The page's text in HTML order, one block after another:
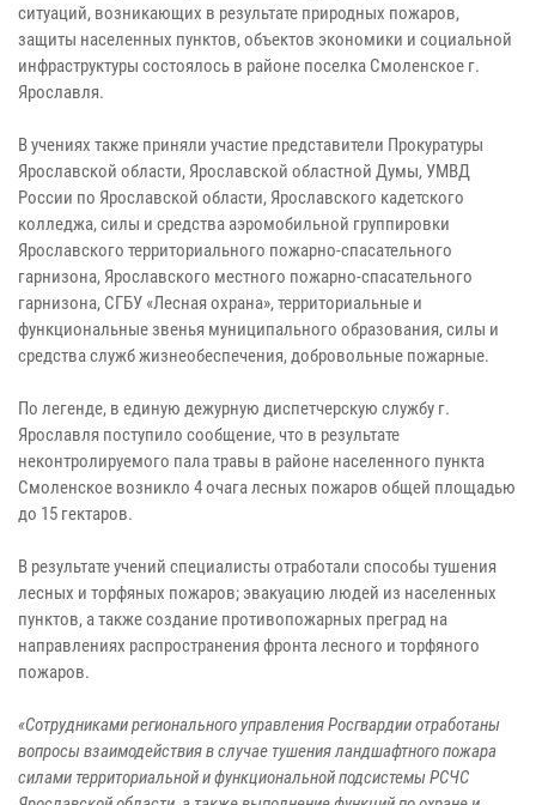
ситуаций, возникающих в результате природных пожаров,
защиты населенных пунктов, объектов экономики и социальной
инфраструктуры состоялось в районе поселка Смоленское г.
Ярославля.
В учениях также приняли участие представители Прокуратуры
Ярославской области, Ярославской областной Думы, УМВД
России по Ярославской области, Ярославского кадетского
колледжа, силы и средства аэромобильной группировки
Ярославского территориального пожарно-спасательного
гарнизона, Ярославского местного пожарно-спасательного
гарнизона, СГБУ «Лесная охрана», территориальные и
функциональные звенья муниципального образования, силы и
средства служб жизнеобеспечения, добровольные пожарные.
По легенде, в единую дежурную диспетчерскую службу г.
Ярославля поступило сообщение, что в результате
неконтролируемого пала травы в районе населенного пункта
Смоленское возникло 4 очага лесных пожаров общей площадью
до 15 гектаров.
В результате учений специалисты отработали способы тушения
лесных и торфяных пожаров; эвакуацию людей из населенных
пунктов, а также создание противопожарных преград на
направлениях распространения фронта лесного и торфяного
пожаров.
«Сотрудниками регионального управления Росгвардии отработаны
вопросы взаимодействия в случае тушения ландшафтного пожара
силами территориальной и функциональной подсистемы РСЧС